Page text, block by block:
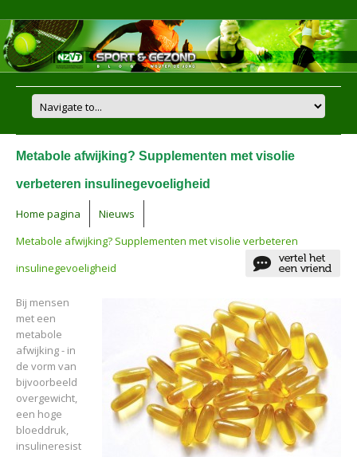
Metabole afwijking? Supplementen met visolie
verbeteren insulinegevoeligheid
Home pagina
Nieuws
Metabole afwijking? Supplementen met visolie verbeteren
insulinegevoeligheid
Bij mensen
met een
metabole
afwijking - in
de vorm van
bijvoorbeeld
overgewicht,
een hoge
bloeddruk,
insulineresist